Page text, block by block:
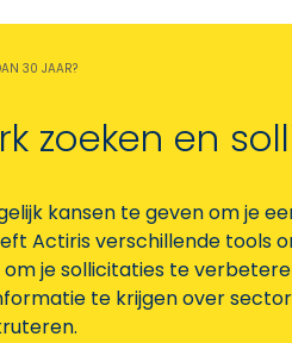
30 JAAR?
zoeken en
kansen te geven om je
Actiris verschillende tools
om je sollicitaties te
te krijgen over